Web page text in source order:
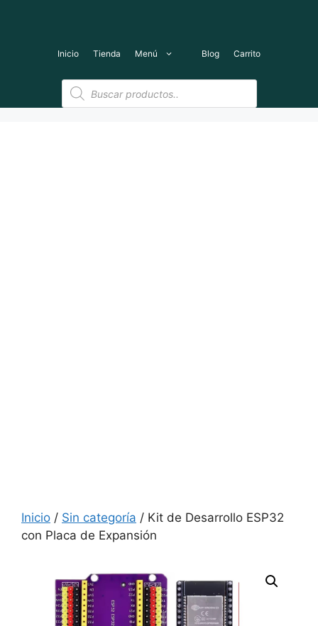
Inicio Tienda Menú Blog Carrito
Búsqueda
de
productos
Inicio / Sin categoría / Kit de Desarrollo ESP32
con Placa de Expansión